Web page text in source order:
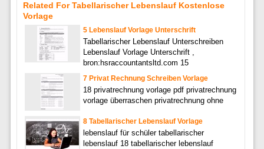
Related For Tabellarischer Lebenslauf Kostenlose
Vorlage
5 Lebenslauf Vorlage Unterschrift
Tabellarischer Lebenslauf Unterschreiben
Lebenslauf Vorlage Unterschrift ,
bron:hsraccountantsltd.com 15
7 Privat Rechnung Schreiben Vorlage
18 privatrechnung vorlage pdf privatrechnung
vorlage überraschen privatrechnung ohne
8 Tabellarischer Lebenslauf Vorlage
lebenslauf für schüler tabellarischer
lebenslauf 18 tabellarischer lebenslauf